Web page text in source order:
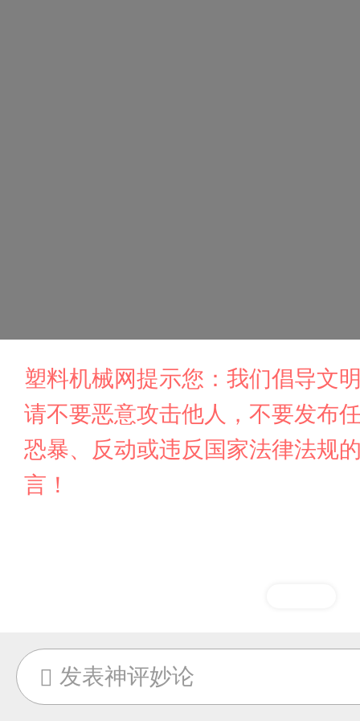
塑料机械网提示您：我们倡导文
请不要恶意攻击他人，不要发布
恐暴、反动或违反国家法律法规
言！
发表神评妙论